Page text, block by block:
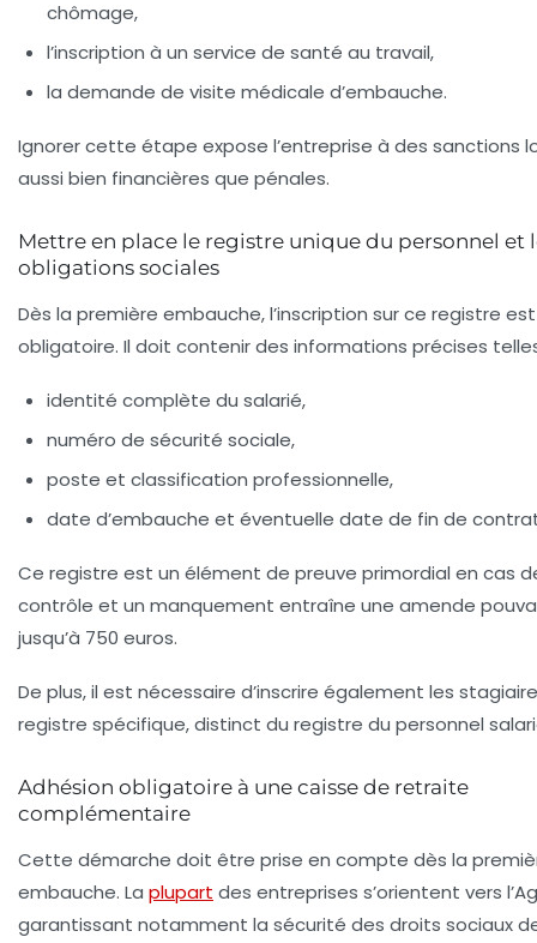
chômage,
l’inscription à un service de santé au travail,
la demande de visite médicale d’embauche.
Ignorer cette étape expose l’entreprise à des sanctions
aussi bien financières que pénales.
Mettre en place le registre unique du personnel et
obligations sociales
Dès la première embauche, l’inscription sur ce registre est
obligatoire. Il doit contenir des informations précises
identité complète du salarié,
numéro de sécurité sociale,
poste et classification professionnelle,
date d’embauche et éventuelle date de fin de
Ce registre est un élément de preuve primordial en cas
contrôle et un manquement entraîne une amende
jusqu’à 750 euros.
De plus, il est nécessaire d’inscrire également les
registre spécifique, distinct du registre du personnel
Adhésion obligatoire à une caisse de retraite
complémentaire
Cette démarche doit être prise en compte dès la
embauche. La plupart des entreprises s’orientent vers
garantissant notamment la sécurité des droits sociaux